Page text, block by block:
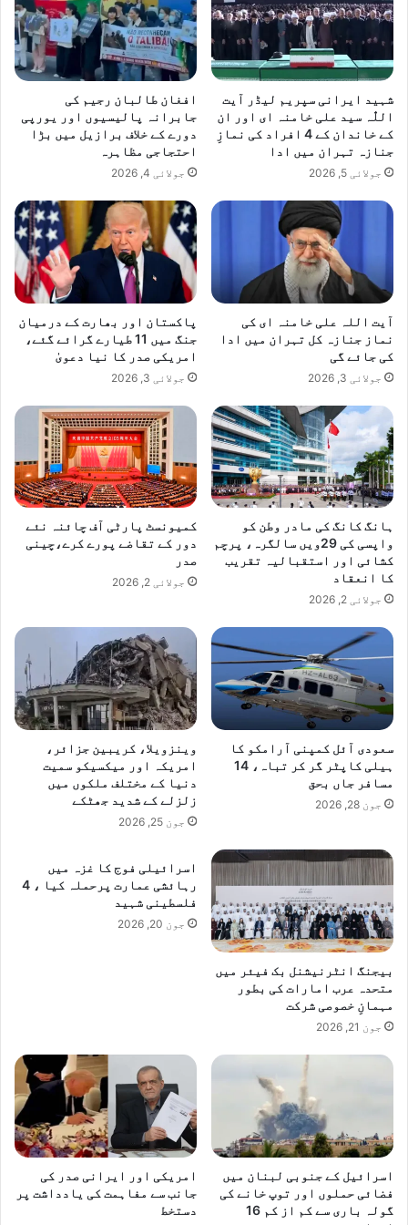
ق
ہ
م
د
م
ق
ا
ب
ل
و
ب
ا
ئ
ی
گ
ی
ن
گ
ک
2
ن
د
ے
گ
ر
ت
ا
ر
شہید ایرانی سپریم لیڈر آیت
اللّٰہ سید علی خامنہ ای اور ان
کے خاندان کے 4 افراد کی نمازِ
جنازہ تہران میں ادا
جولائی 5, 2026
افغان طالبان رجیم کی
جابرانہ پالیسیوں اور یورپی
دورے کے خلاف برازیل میں بڑا
احتجاجی مظاہرہ
جولائی 4, 2026
آیت اللہ علی خامنہ ای کی
نماز جنازہ کل تہران میں ادا
کی جائے گی
جولائی 3, 2026
پاکستان اور بھارت کے درمیان
جنگ میں 11 طیارے گرائے گئے،
امریکی صدر کا نیا دعویٰ
جولائی 3, 2026
ہانگ کانگ کی مادر وطن کو
واپسی کی 29ویں سالگرہ، پرچم
کشائی اور استقبالیہ تقریب
کا انعقاد
جولائی 2, 2026
کمیونسٹ پارٹی آف چائنہ نئے
دور کے تقاضے پورے کرے،چینی
صدر
جولائی 2, 2026
سعودی آئل کمپنی آرامکو کا
ہیلی کاپٹر گر کر تباہ، 14
مسافر جاں بحق
جون 28, 2026
وینزویلا، کریبین جزائر،
امریکہ اور میکسیکو سمیت
دنیا کے مختلف ملکوں میں
زلزلے کے شدید جھٹکے
جون 25, 2026
بیجنگ انٹرنیشنل بک فیئر میں
متحدہ عرب امارات کی بطور
مہمانِ خصوصی شرکت
جون 21, 2026
اسرائیلی فوج کا غزہ میں
رہائشی عمارت پرحملہ کیا ، 4
فلسطینی شہید
جون 20, 2026
اسرائیل کے جنوبی لبنان میں
فضائی حملوں اور توپ خانے کی
گولہ باری سے کم از کم 16
امریکی اور ایرانی صدر کی
جانب سے مفاہمت کی یادداشت پر
دستخط